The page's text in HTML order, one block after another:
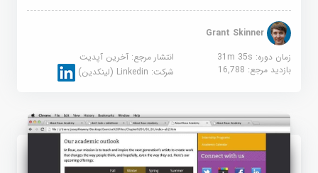
Grant Skinner
زمان دوره: 31m 35s
انتشار مرجع:آخرین آپدیت
بازدید مرجع:16,788 شرکت:Linkedin (لینکدین)